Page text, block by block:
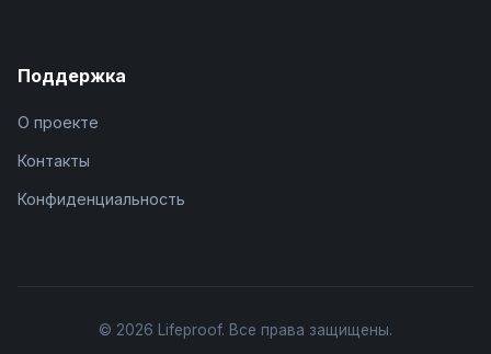
Поддержка
О проекте
Контакты
Конфиденциальность
© 2026 Lifeproof. Все права защищены.